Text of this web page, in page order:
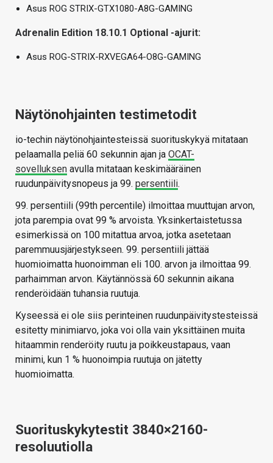
Asus ROG STRIX-GTX1080-A8G-GAMING
Adrenalin Edition 18.10.1 Optional -ajurit:
Asus ROG-STRIX-RXVEGA64-O8G-GAMING
Näytönohjainten testimetodit
io-techin näytönohjaintesteissä suorituskykyä mitataan
pelaamalla peliä 60 sekunnin ajan ja OCAT-
sovelluksen avulla mitataan keskimääräinen
ruudunpäivitysnopeus ja 99. persentiili.
99. persentiili (99th percentile) ilmoittaa muuttujan arvon,
jota parempia ovat 99 % arvoista. Yksinkertaistetussa
esimerkissä on 100 mitattua arvoa, jotka asetetaan
paremmuusjärjestykseen. 99. persentiili jättää
huomioimatta huonoimman eli 100. arvon ja ilmoittaa 99.
parhaimman arvon. Käytännössä 60 sekunnin aikana
renderöidään tuhansia ruutuja.
Kyseessä ei ole siis perinteinen ruudunpäivitystesteissä
esitetty minimiarvo, joka voi olla vain yksittäinen muita
hitaammin renderöity ruutu ja poikkeustapaus, vaan
minimi, kun 1 % huonoimpia ruutuja on jätetty
huomioimatta.
Suorituskykytestit 3840×2160-
resoluutiolla